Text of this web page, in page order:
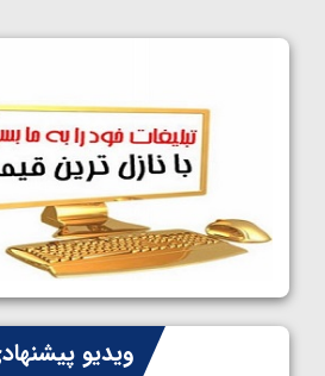
کشتی آزاد نوجوانان جهان؛ رقبای
ایران مشخص شدند
1405/05/08
کشتی فرنگی نوجوانان جهان؛ سکوی
سوم برای ایران
1405/05/07
ایران چشم به راه چهار مدال در
کشتی فرنگی نوجوانان جهان
ویدیو